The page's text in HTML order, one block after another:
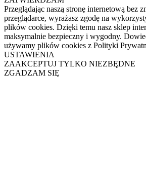
Przeglądając naszą stronę internetową bez
przeglądarce, wyrażasz zgodę na
plików cookies. Dzięki temu nasz sklep
maksymalnie bezpieczny i wygodny.
używamy plików cookies z Polityki
USTAWIENIA
ZAAKCEPTUJ TYLKO NIEZBĘDNE
ZGADZAM SIĘ